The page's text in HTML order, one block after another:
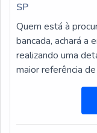
SP
Quem está à
bancada, achará a
realizando uma
maior referência
para
responsável,